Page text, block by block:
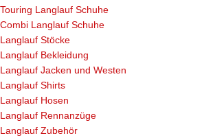
Touring Langlauf Schuhe
Combi Langlauf Schuhe
Langlauf Stöcke
Langlauf Bekleidung
Langlauf Jacken und Westen
Langlauf Shirts
Langlauf Hosen
Langlauf Rennanzüge
Langlauf Zubehör